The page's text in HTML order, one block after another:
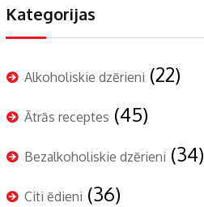
Kategorijas
Alkoholiskie dzērieni (22)
Ātrās receptes (45)
Bezalkoholiskie dzērieni (34)
Citi ēdieni (36)